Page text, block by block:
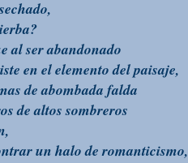
al ser abandonado
en el elemento del paisaje,
de abombada falda
de altos sombreros
un halo de romanticismo,